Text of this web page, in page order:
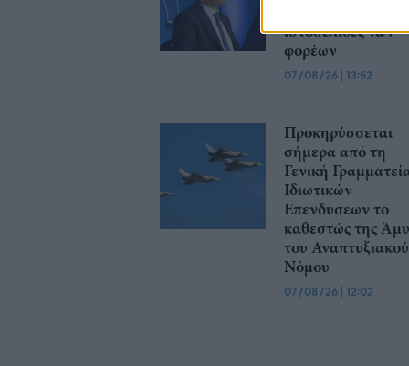
ιστοσελίδες των
φορέων
07/08/26 | 13:52
Προκηρύσσεται
σήμερα από τη
Γενική
Ιδιωτικών
Επενδύσεων το
καθεστώς της
του Αναπτυξιακού
Νόμου
07/08/26 | 12:02